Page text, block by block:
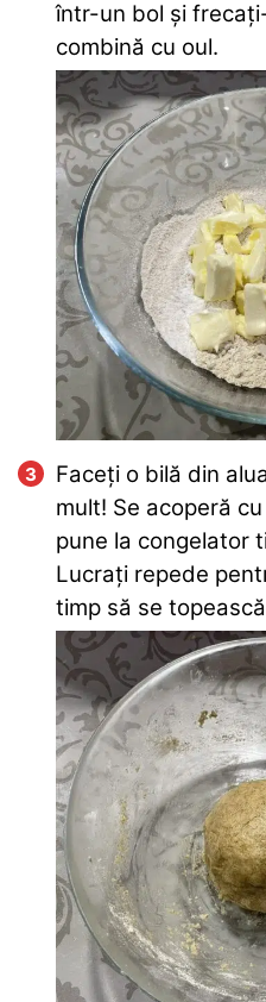
într-un bol și
combină cu oul.
Faceți o bilă din
mult! Se acoperă
pune la congelator
Lucrați repede
timp să se